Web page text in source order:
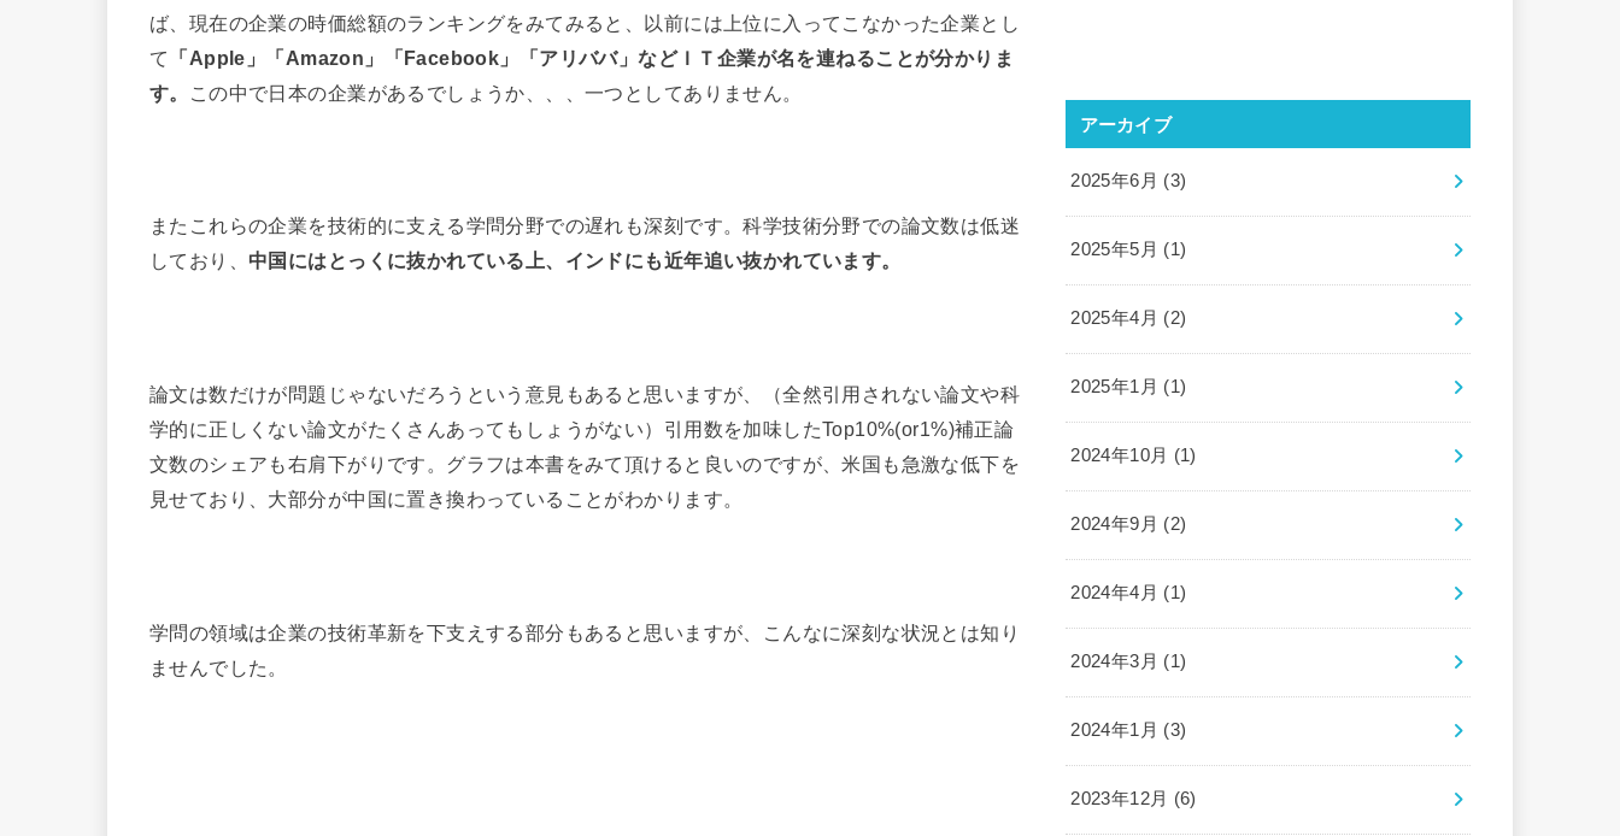
ば、現在の企業の時価総額のランキングをみてみると、以前には上位に入ってこなかった企業とし
て
「Apple」「Amazon」「Facebook」「アリババ」などＩＴ企業が名を連ねることが分かりま
す。
この中で日本の企業があるでしょうか、、、一つとしてありません。
またこれらの企業を技術的に支える学問分野での遅れも深刻です。科学技術分野での論文数は低迷
しており、 中国にはとっくに抜かれている上、インドにも近年追い抜かれています。
論文は数だけが問題じゃないだろうという意見もあると思いますが、（全然引用されない論文や科
学的に正しくない論文がたくさんあってもしょうがない）引用数を加味したTop10%(or1%)補正論
文数のシェアも右肩下がりです。グラフは本書をみて頂けると良いのですが、米国も急激な低下を
見せており、大部分が中国に置き換わっていることがわかります。
学問の領域は企業の技術革新を下支えする部分もあると思いますが、こんなに深刻な状況とは知り
ませんでした。
アーカイブ
2025年6月 (3)
2025年5月 (1)
2025年4月 (2)
2025年1月 (1)
2024年10月 (1)
2024年9月 (2)
2024年4月 (1)
2024年3月 (1)
2024年1月 (3)
2023年12月 (6)